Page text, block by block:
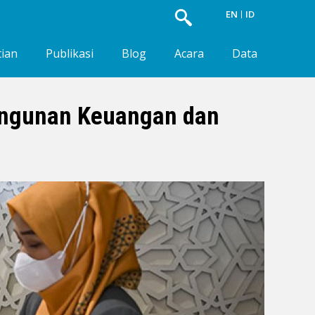
EN ID
Publikasi Blog Acara Data
Keuangan dan